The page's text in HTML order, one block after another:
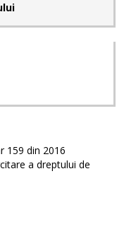
159 din 2016
a dreptului de